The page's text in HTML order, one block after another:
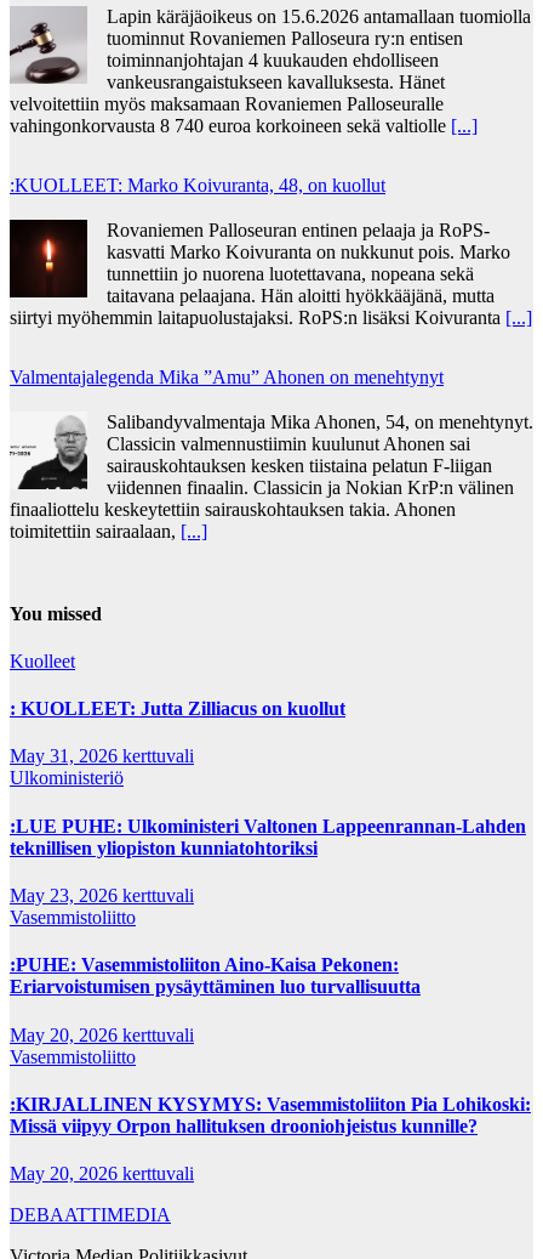
Lapin käräjäoikeus on 15.6.2026 antamallaan tuomiolla
tuominnut Rovaniemen Palloseura ry:n entisen
toiminnanjohtajan 4 kuukauden ehdolliseen
vankeusrangaistukseen kavalluksesta. Hänet
velvoitettiin myös maksamaan Rovaniemen Palloseuralle
vahingonkorvausta 8 740 euroa korkoineen sekä valtiolle [...]
:KUOLLEET: Marko Koivuranta, 48, on kuollut
Rovaniemen Palloseuran entinen pelaaja ja RoPS-
kasvatti Marko Koivuranta on nukkunut pois. Marko
tunnettiin jo nuorena luotettavana, nopeana sekä
taitavana pelaajana. Hän aloitti hyökkääjänä, mutta
siirtyi myöhemmin laitapuolustajaksi. RoPS:n lisäksi Koivuranta [...]
Valmentajalegenda Mika ”Amu” Ahonen on menehtynyt
Salibandyvalmentaja Mika Ahonen, 54, on menehtynyt.
Classicin valmennustiimin kuulunut Ahonen sai
sairauskohtauksen kesken tiistaina pelatun F-liigan
viidennen finaalin. Classicin ja Nokian KrP:n välinen
finaaliottelu keskeytettiin sairauskohtauksen takia. Ahonen
toimitettiin sairaalaan, [...]
You missed
Kuolleet
: KUOLLEET: Jutta Zilliacus on kuollut
May 31, 2026 kerttuvali
Ulkoministeriö
:LUE PUHE: Ulkoministeri Valtonen Lappeenrannan-Lahden
teknillisen yliopiston kunniatohtoriksi
May 23, 2026 kerttuvali
Vasemmistoliitto
:PUHE: Vasemmistoliiton Aino-Kaisa Pekonen:
Eriarvoistumisen pysäyttäminen luo turvallisuutta
May 20, 2026 kerttuvali
Vasemmistoliitto
:KIRJALLINEN KYSYMYS: Vasemmistoliiton Pia Lohikoski:
Missä viipyy Orpon hallituksen drooniohjeistus kunnille?
May 20, 2026 kerttuvali
DEBAATTIMEDIA